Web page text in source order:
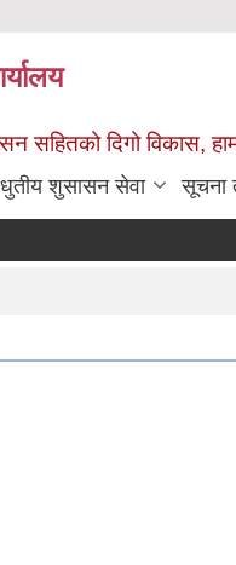
सहितको दिगो विकास,
शुसासन सेवा सूचना